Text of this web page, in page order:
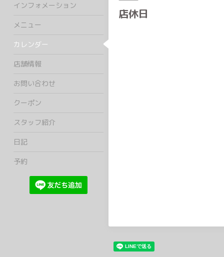
店休日
インフォメーション
メニュー
カレンダー
店舗情報
お問い合わせ
クーポン
スタッフ紹介
日記
予約